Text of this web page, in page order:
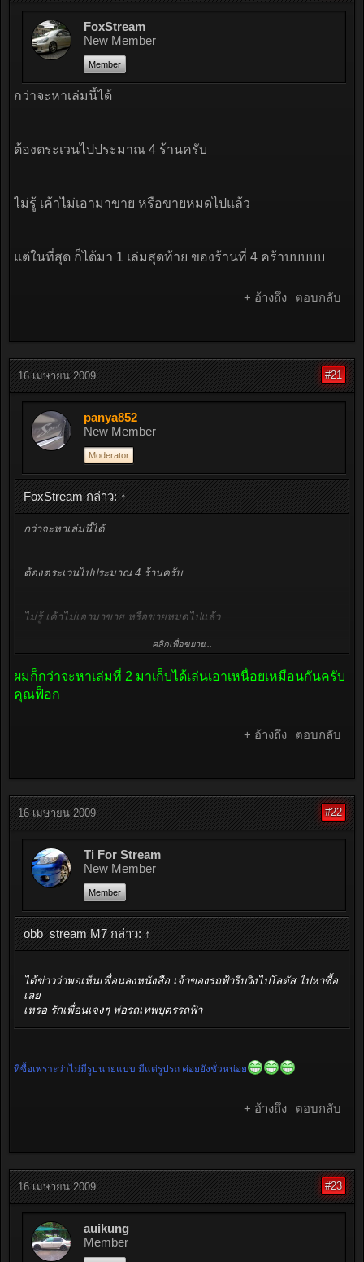
FoxStream
New Member
Member
กว่าจะหาเล่มนี้ได้
ต้องตระเวนไปประมาณ 4 ร้านครับ
ไม่รู้ เค้าไม่เอามาขาย หรือขายหมดไปแล้ว
แต่ในที่สุด ก็ได้มา 1 เล่มสุดท้าย ของร้านที่ 4 คร้าบบบบบ
+ อ้างถึง ตอบกลับ
16 เมษายน 2009 #21
panya852
New Member
Moderator
FoxStream กล่าว: ↑
กว่าจะหาเล่มนี้ได้
ต้องตระเวนไปประมาณ 4 ร้านครับ
ไม่รู้ เค้าไม่เอามาขาย หรือขายหมดไปแล้ว
คลิกเพื่อขยาย...
ผมก็กว่าจะหาเล่มที่ 2 มาเก็บได้เล่นเอาเหนื่อยเหมือนกันครับ
คุณฟ็อก
+ อ้างถึง ตอบกลับ
16 เมษายน 2009 #22
Ti For Stream
New Member
Member
obb_stream M7 กล่าว: ↑
ได้ข่าวว่าพอเห็นเพื่อนลงหนังสือ เจ้าของรถฟ้ารีบวิ่งไปโลตัส ไปหาซื้อ
เลย
เหรอ รักเพื่อนเจงๆ พ่อรถเทพบุตรรถฟ้า
ที่ซื้อเพราะว่าไม่มีรูปนายแบบ มีแต่รูปรถ ค่อยยังชั่วหน่อย
+ อ้างถึง ตอบกลับ
16 เมษายน 2009 #23
auikung
Member